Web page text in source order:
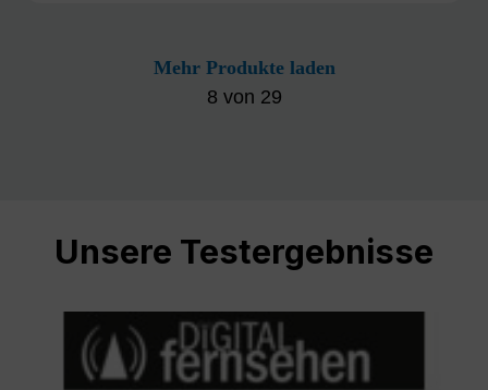
Mehr Produkte laden
8 von 29
Unsere Testergebnisse